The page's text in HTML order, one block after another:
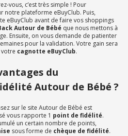
vous, c’est très simple ! Pour
notre plateforme eBuyClub. Puis,
eBuyClub avant de faire vos shoppings
Autour de Bébé que nous mettons à
Ensuite, on vous demande de patienter
pour la validation. Votre gain sera
cagnotte eBuyClub.
du
Autour de Bébé ?
sur le site Autour de Bébé est
vous rapporte 1 point de fidélité.
un certain nombre de points,
sous forme de chèque de fidélité.